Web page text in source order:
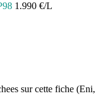
1.990 €/L
sur cette fiche (Eni,